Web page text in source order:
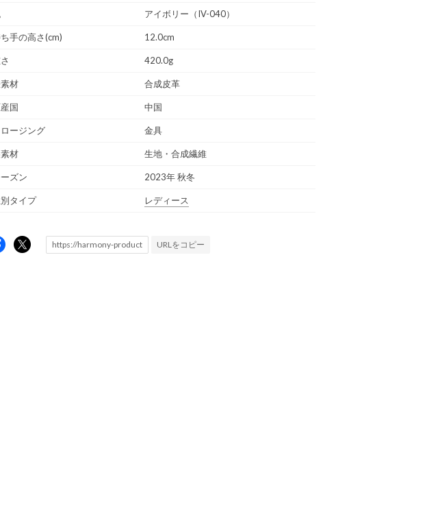
アイボリー（IV-040）
手の高さ(cm) 12.0cm
420.0g
材 合成皮革
国 中国
ージング 金具
材 生地・合成繊維
ズン 2023年 秋冬
タイプ レディース
URLをコピー